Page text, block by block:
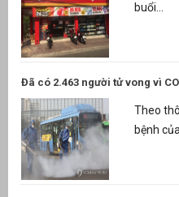
buổi...
Đã có 2.463 người tử vong vì
Theo
bệnh của